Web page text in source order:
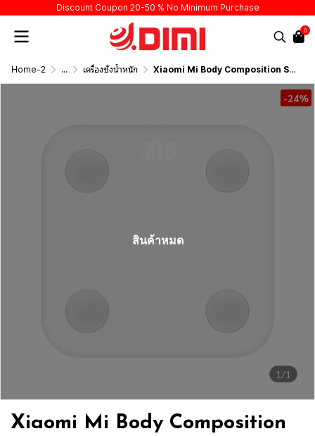
Discount Coupon 20-50 % No Minimum Purchase
0
Home-2 ... เครื่องชั่งน้ำหนัก Xiaomi Mi Body Composition Scale 2
1/1
-24%
สินค้าหมด
Xiaomi Mi Body Composition